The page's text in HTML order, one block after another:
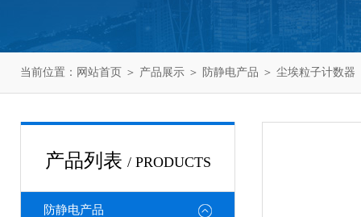
当前位置： 网站首页 ＞ 产品展示 ＞ 防静电产品 ＞ 尘埃粒子计数器
产品列表 / PRODUCTS
防静电产品